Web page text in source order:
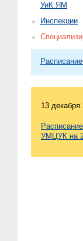
УиК ЯМ
Инспекции
13 декабря
УМЦУК на